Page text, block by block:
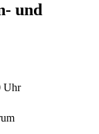
und
Uhr